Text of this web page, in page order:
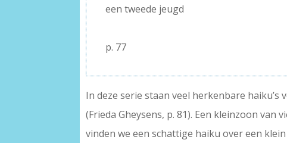
een tweede jeugd
p. 77
In deze serie staan veel herkenbare
(Frieda Gheysens, p. 81). Een kleinzoon
vinden we een schattige haiku over een